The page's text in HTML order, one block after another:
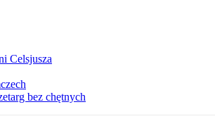
Celsjusza
bez chętnych